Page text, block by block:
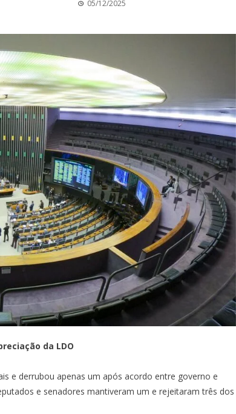
05/12/2025
da LDO
e derrubou apenas um após acordo entre governo e
e senadores mantiveram um e rejeitaram três dos